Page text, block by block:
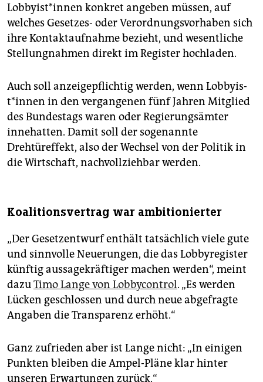
Lob­by­is­t*in­nen konkret angeben müssen, auf
welches Gesetzes- oder Verordnungsvorhaben sich
ihre Kontaktaufnahme bezieht, und wesentliche
Stellungnahmen direkt im Register hochladen.
Auch soll anzeigepflichtig werden, wenn Lob­by­is­
t*in­nen in den vergangenen fünf Jahren Mitglied
des Bundestags waren oder Regierungsämter
innehatten. Damit soll der sogenannte
Drehtüreffekt, also der Wechsel von der Politik in
die Wirtschaft, nachvollziehbar werden.
Koalitionsvertrag war ambitionierter
„Der Gesetzentwurf enthält tatsächlich viele gute
und sinnvolle Neuerungen, die das Lobbyregister
künftig aussagekräftiger machen werden“, meint
dazuTimo Lange von Lobbycontrol. „Es werden
Lücken geschlossen und durch neue abgefragte
Angaben die Transparenz erhöht.“
Ganz zufrieden aber ist Lange nicht: „In einigen
Punkten bleiben die Ampel-Pläne klar hinter
unseren Erwartungen zurück.“